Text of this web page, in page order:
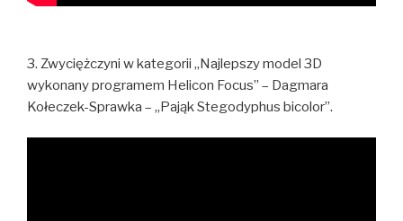
3. Zwyciężczyni w kategorii „Najlepszy model 3D
wykonany programem Helicon Focus” – Dagmara
Kołeczek-Sprawka – „Pająk Stegodyphus bicolor”.